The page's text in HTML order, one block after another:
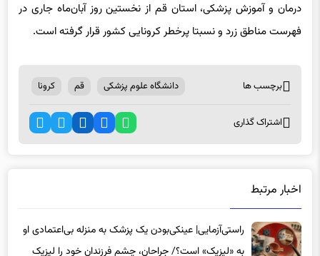
درمان و آموزش پزشکی، استان قم از نخستین روز آبان‌ماه جاری در
فهرست مناطق زرد و نسبتا پرخطر کرونایی کشور قرار گرفته است.
برچسب ها دانشگاه علوم پزشکی قم کرونا
اشتراک گذاری
اخبار مرتبط
راستی‌آزمایی| عینکی‌بودن یک پزشک به منزله بی‌اعتمادی او
به «لیزیک» است؟/ جراحان، چشم فرزندان خود را لیزیک